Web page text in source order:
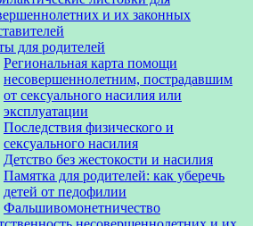
и их законных
для родителей
Региональная карта помощи
несовершеннолетним, пострадавшим
от сексуального насилия или
эксплуатации
Последствия физического и
сексуального насилия
Детство без жестокости и насилия
Памятка для родителей: как уберечь
детей от педофилии
Фальшивомонетничество